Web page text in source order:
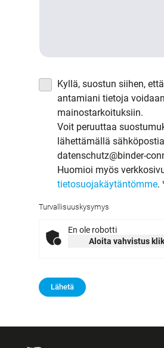
Kyllä, suostun siihen,
antamiani tietoja
mainostarkoituksiin.
Voit peruuttaa
lähettämällä
datenschutz@binder-
Huomioi myös
tietosuojakäytäntömme.
Turvallisuuskysymys
En ole robotti
Aloita vahvistus
Lähetä